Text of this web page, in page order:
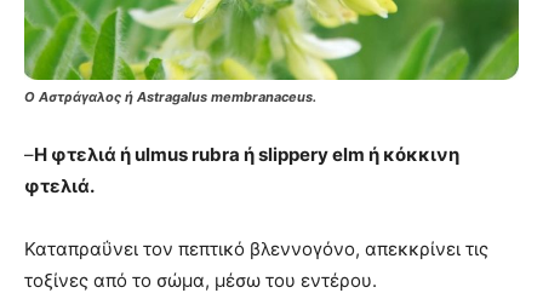
Ο Αστράγαλος ή Astragalus membranaceus.
–Η φτελιά ή ulmus rubra ή slippery elm ή κόκκινη
φτελιά.
Καταπραΰνει τον πεπτικό βλεννογόνο, απεκκρίνει τις
τοξίνες από το σώμα, μέσω του εντέρου.